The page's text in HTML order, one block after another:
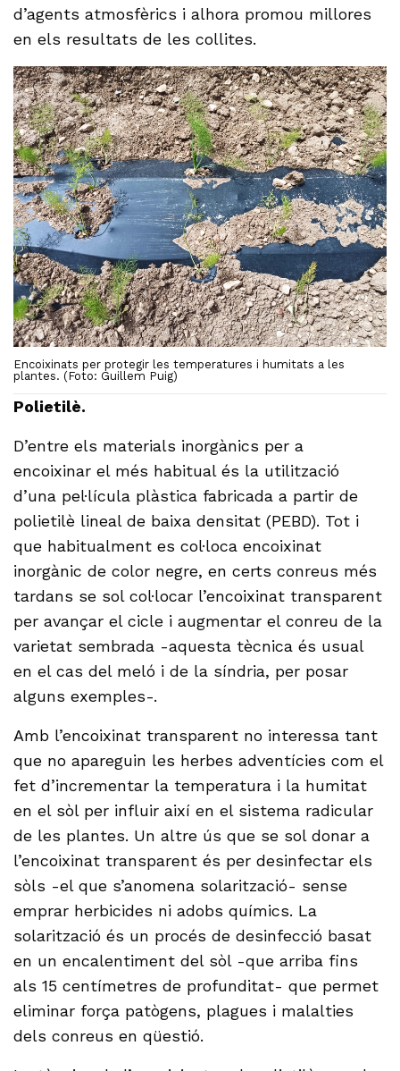
d’agents atmosfèrics i alhora promou millores
en els resultats de les collites.
Encoixinats per protegir les temperatures i humitats a les
plantes. (Foto: Guillem Puig)
Polietilè.
D’entre els materials inorgànics per a
encoixinar el més habitual és la utilització
d’una pel·lícula plàstica fabricada a partir de
polietilè lineal de baixa densitat (PEBD). Tot i
que habitualment es col·loca encoixinat
inorgànic de color negre, en certs conreus més
tardans se sol col·locar l’encoixinat transparent
per avançar el cicle i augmentar el conreu de la
varietat sembrada -aquesta tècnica és usual
en el cas del meló i de la síndria, per posar
alguns exemples-.
Amb l’encoixinat transparent no interessa tant
que no apareguin les herbes adventícies com el
fet d’incrementar la temperatura i la humitat
en el sòl per influir així en el sistema radicular
de les plantes. Un altre ús que se sol donar a
l’encoixinat transparent és per desinfectar els
sòls -el que s’anomena solarització- sense
emprar herbicides ni adobs químics. La
solarització és un procés de desinfecció basat
en un encalentiment del sòl -que arriba fins
als 15 centímetres de profunditat- que permet
eliminar força patògens, plagues i malalties
dels conreus en qüestió.